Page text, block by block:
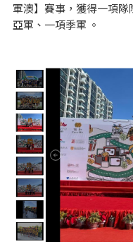
軍澳】賽事，獲得一項
亞軍、一項季軍 。